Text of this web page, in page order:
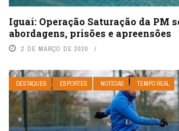
Iguaí: Operação Saturação da PM
abordagens, prisões e apreensões
2 DE MARÇO DE 2020
DESTAQUES ESPORTES NOTÍCIAS TEMPO REAL